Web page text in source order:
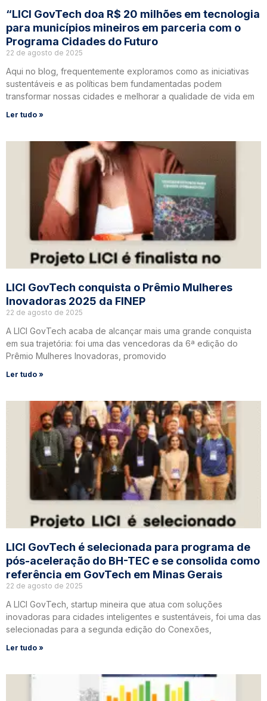
“LICI GovTech doa R$ 20 milhões em tecnologia
para municípios mineiros em parceria com o
Programa Cidades do Futuro
22 de agosto de 2025
Aqui no blog, frequentemente exploramos como as iniciativas
sustentáveis e as políticas bem fundamentadas podem
transformar nossas cidades e melhorar a qualidade de vida em
Ler tudo »
LICI GovTech conquista o Prêmio Mulheres
Inovadoras 2025 da FINEP
22 de agosto de 2025
A LICI GovTech acaba de alcançar mais uma grande conquista
em sua trajetória: foi uma das vencedoras da 6ª edição do
Prêmio Mulheres Inovadoras, promovido
Ler tudo »
LICI GovTech é selecionada para programa de
pós-aceleração do BH-TEC e se consolida como
referência em GovTech em Minas Gerais
22 de agosto de 2025
A LICI GovTech, startup mineira que atua com soluções
inovadoras para cidades inteligentes e sustentáveis, foi uma das
selecionadas para a segunda edição do Conexões,
Ler tudo »